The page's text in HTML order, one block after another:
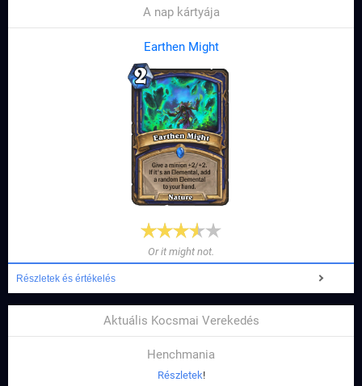
A nap kártyája
Earthen Might
Or it might not.
Részletek és értékelés
Aktuális Kocsmai Verekedés
Henchmania
Részletek!